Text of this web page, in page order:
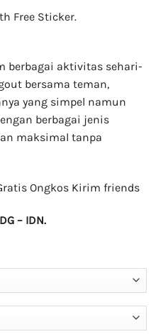
Free Sticker.
berbagai aktivitas sehari-
bersama teman,
yang simpel namun
berbagai jenis
maksimal tanpa
Ongkos Kirim friends
– IDN.